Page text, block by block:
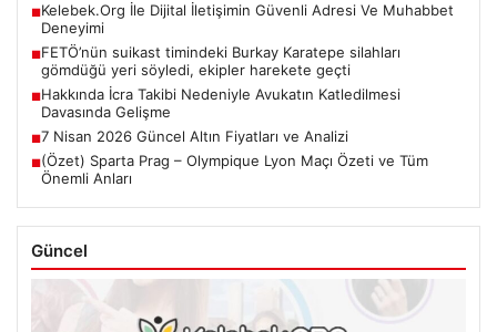
■Kelebek.Org İle Dijital İletişimin Güvenli Adresi Ve Muhabbet
Deneyimi
■FETÖ’nün suikast timindeki Burkay Karatepe silahları
gömdüğü yeri söyledi, ekipler harekete geçti
■Hakkında İcra Takibi Nedeniyle Avukatın Katledilmesi
Davasında Gelişme
■7 Nisan 2026 Güncel Altın Fiyatları ve Analizi
■(Özet) Sparta Prag – Olympique Lyon Maçı Özeti ve Tüm
Önemli Anları
Güncel